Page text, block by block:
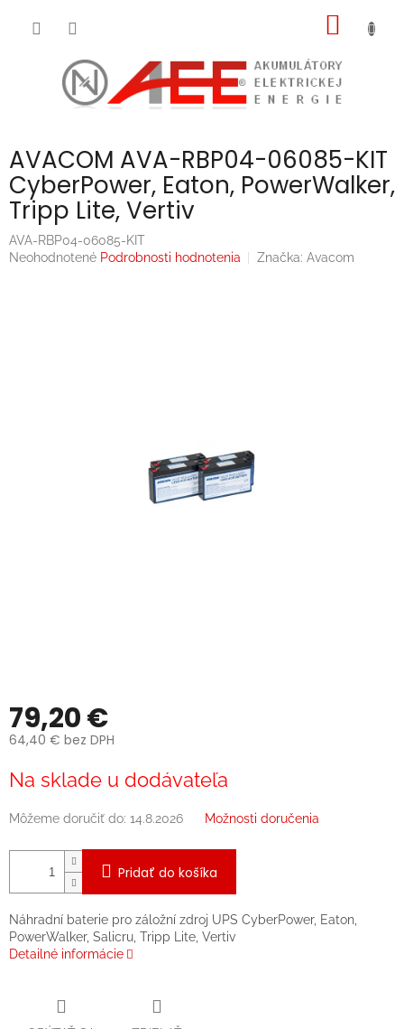
AVACOM AVA-RBP04-06085-KIT
CyberPower, Eaton, PowerWalker,
Tripp Lite, Vertiv
AVA-RBP04-06085-KIT
Priemerné
Neohodnotené Podrobnosti hodnotenia Značka: Avacom
79,20 €
64,40 € bez DPH
cena:
Na sklade u dodávateľa
Môžeme doručiť do: 14.8.2026 Možnosti doručenia
Pridať do košíka
Náhradní baterie pro záložní zdroj UPS CyberPower, Eaton,
PowerWalker, Salicru, Tripp Lite, Vertiv
Detailné informácie